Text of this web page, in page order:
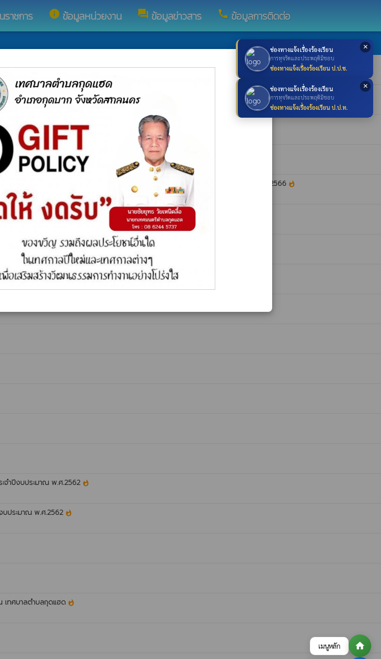
เมนูหลัก home
✕
ช่องทางแจ้งเรื่องร้องเรียน
การทุจริตและประพฤติมิชอบ
ช่องทางแจ้งเรื่องร้องเรียน ป.ป.ช.
✕
ช่องทางแจ้งเรื่องร้องเรียน
การทุจริตและประพฤติมิชอบ
ช่องทางแจ้งเรื่องร้องเรียน ป.ป.ท.
ราชการ info ข้อมูลหน่วยงาน forum ข้อมูลข่าวสาร call ข้อมูลการติดต่อ
นักงานเทศบาล ของหน่วยตรวจสอบภายใน เทศบาลตำบลกุดแฮด ประจำปีงบประมาณ พ.ศ.2566 whatshot
รวจสอบภายใน เทศบาลตำบลกุดแฮด ประจำปีงบประมาณ พ.ศ. 2565
ะจำปีงบประมาณ พ.ศ.2562 whatshot
บประมาณ พ.ศ.2562 whatshot
เทศบาลตำบลกุดแฮด whatshot